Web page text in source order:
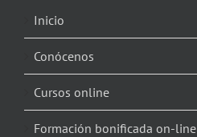
Inicio
Conócenos
Cursos online
Formación bonificada on-line